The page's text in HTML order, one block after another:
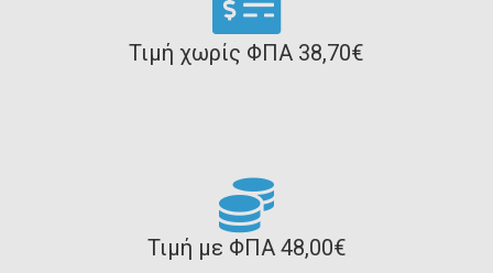
Τιμή χωρίς ΦΠΑ 38,70€
Τιμή με ΦΠΑ 48,00€